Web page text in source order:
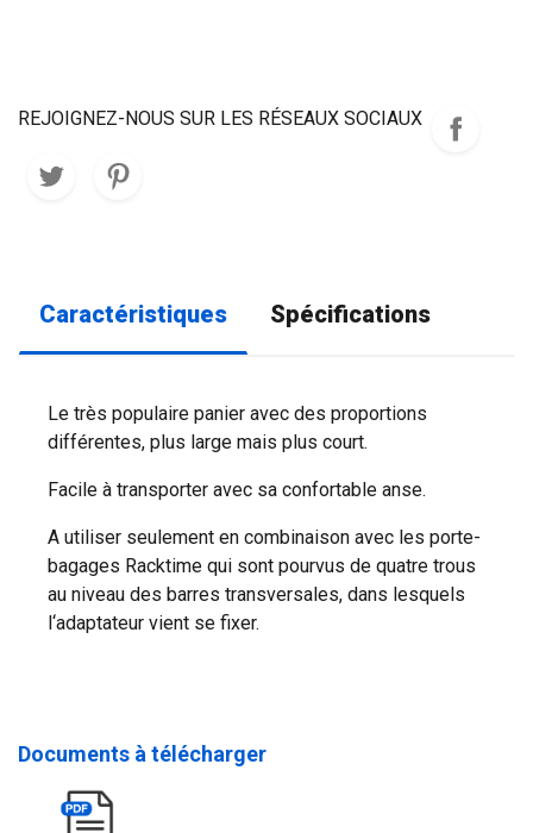
REJOIGNEZ-NOUS SUR LES RÉSEAUX SOCIAUX
Caractéristiques Spécifications
Le très populaire panier avec des proportions
différentes, plus large mais plus court.
Facile à transporter avec sa confortable anse.
A utiliser seulement en combinaison avec les porte-
bagages Racktime qui sont pourvus de quatre trous
au niveau des barres transversales, dans lesquels
l‘adaptateur vient se fixer.
Documents à télécharger